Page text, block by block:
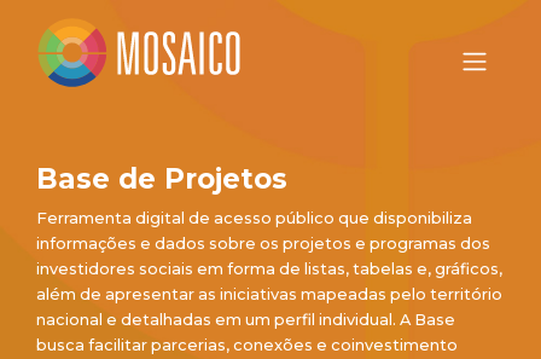
Base de Projetos
Ferramenta digital de acesso público que disponibiliza
informações e dados sobre os projetos e programas dos
investidores sociais em forma de listas, tabelas e, gráficos,
além de apresentar as iniciativas mapeadas pelo território
nacional e detalhadas em um perfil individual. A Base
busca facilitar parcerias, conexões e coinvestimento